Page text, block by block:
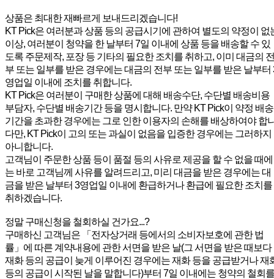
상품은 최대한 재빠르게 보내드리겠습니다!
KT Pick은 여러분과 상품 등의 공급시기에 관하여 별도의 약정이 없
이상, 여러분이 청약을 한 날부터 7일 이내에 상품 등을 배송할 수 있
도록 주문제작, 포장 등 기타의 필요한 조치를 취하고, 이미 대금의 전
부 또는 일부를 받은 경우에는 대금의 전부 또는 일부를 받은 날부터
영업일 이내에 조치를 취합니다.
KT Pick은 여러분이 구매한 상품에 대해 배송수단, 수단별 배송비용
부담자, 수단별 배송기간 등을 명시합니다. 만약 KT Pick이 약정 배송
기간을 초과한 경우에는 그로 인한 이용자의 손해를 배상하여야 합
다만, KT Pick이 고의 또는 과실이 없음을 입증한 경우에는 그러하지
아니합니다.
고객님이 주문한 상품 등이 품절 등의 사유로 제공을 할 수 없을 때에
는 바로 고객님께 사유를 알려드리고, 미리 대금을 받은 경우에는 대
금을 받은 날부터 3영업일 이내에 환급하거나 환급에 필요한 조치를
취하겠습니다.
정말 구매신청을 철회하실 건가요...?
구매하신 고객님은 「전자상거래 등에서의 소비자보호에 관한 법
률」에 따른 계약내용에 관한 서면을 받은 날(그 서면을 받은 때보다
재화 등의 공급이 늦게 이루어진 경우에는 재화 등을 공급받거나 재
등의 공급이 시작된 날을 말합니다)부터 7일 이내에는 청약의 철회를